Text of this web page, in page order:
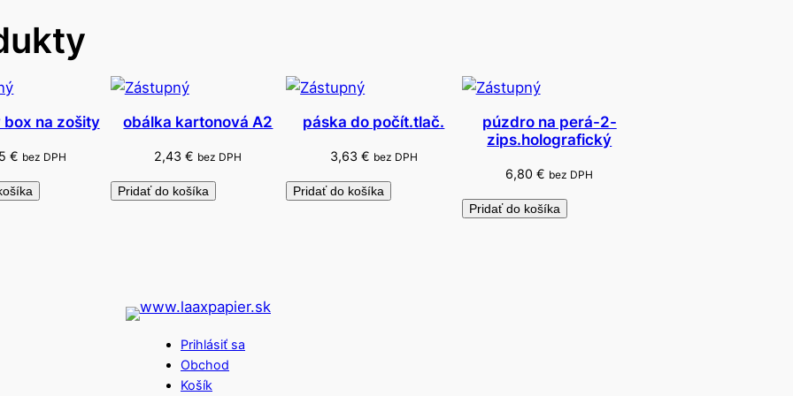
é
v
1
box na zošity
€ bez DPH
obálka kartonová A2
2,43€ bez DPH
Pridať do košíka
páska do počít.tlač.
3,63 € bez DPH
Pridať do košíka
púzdro na perá-2-
zips.holografický
6,80€ bez DPH
Pridať do košíka
Prihlásiť sa
Obchod
Košík